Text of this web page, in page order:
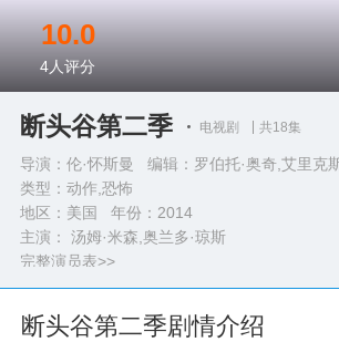
断头谷第二季 电视剧 共18集
导演：伦·怀斯曼 编辑：罗伯托·奥奇,艾里克
类型： 动作,恐怖
地区：美国 年份： 2014
主演： 汤姆·米森,奥兰多·琼斯
完整演员表>>
10.0
4人评分
断头谷第二季剧情介绍